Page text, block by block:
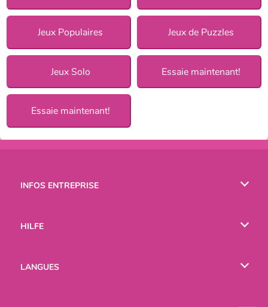
Jeux Populaires Jeux de Puzzles
Jeux Solo Essaie maintenant!
Essaie maintenant!
INFOS ENTREPRISE
HILFE
LANGUES